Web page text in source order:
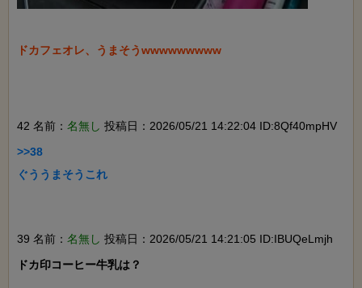
ドカフェオレ、うまそうwwwwwwwww
42 名前： 名無し 投稿日：2026/05/21 14:22:04 ID:8Qf40mpHV
>>38
ぐううまそうこれ
39 名前： 名無し 投稿日：2026/05/21 14:21:05 ID:IBUQeLmjh
ドカ印コーヒー牛乳は？